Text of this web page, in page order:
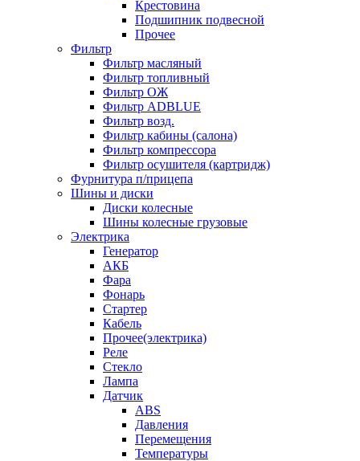
Крестовина
Подшипник подвесной
Прочее
Фильтр
Фильтр масляный
Фильтр топливный
Фильтр ОЖ
Фильтр ADBLUE
Фильтр возд.
Фильтр кабины (салона)
Фильтр компрессора
Фильтр осушителя (картридж)
Фурнитура п/прицепа
Шины и диски
Диски колесные
Шины колесные грузовые
Электрика
Генератор
АКБ
Фара
Фонарь
Стартер
Кабель
Прочее(электрика)
Реле
Стекло
Лампа
Датчик
ABS
Давления
Перемещения
Температуры